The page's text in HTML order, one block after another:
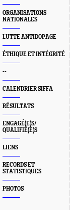
ORGANISATIONS
NATIONALES
LUTTE ANTIDOPAGE
ÉTHIQUE ET INTÉGRITÉ
--
CALENDRIER SIFFA
RÉSULTATS
ENGAGÉ(E)S/
QUALIFIÉ(E)S
LIENS
RECORDS ET
STATISTIQUES
PHOTOS